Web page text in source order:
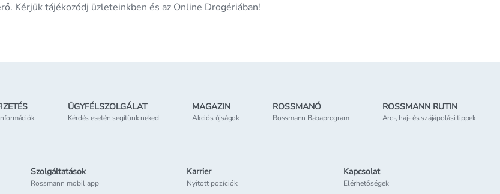
Kérjük tájékozódj üzleteinkben és az Online Drogériában!
ÜGYFÉLSZOLGÁLAT
Kérdés esetén segítünk neked
MAGAZIN
Akciós újságok
ROSSMANÓ
Rossmann Babaprogram
ROSSMANN RUTIN
Arc-, haj- és szájápolási tippek
Szolgáltatások
Rossmann mobil app
Karrier
Nyitott pozíciók
Kapcsolat
Elérhetőségek